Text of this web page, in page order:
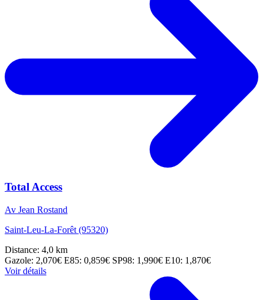
Total Access
Av Jean Rostand
Saint-Leu-La-Forêt (95320)
Distance: 4,0 km
Gazole: 2,070€ E85: 0,859€ SP98: 1,990€ E10: 1,870€
Voir détails